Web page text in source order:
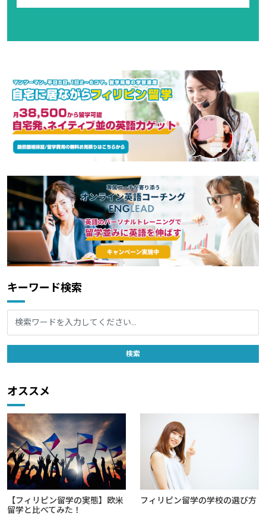
キーワード検索
オススメ
【フィリピン留学の実態】欧米
留学と比べてみた！
フィリピン留学の学校の選び方